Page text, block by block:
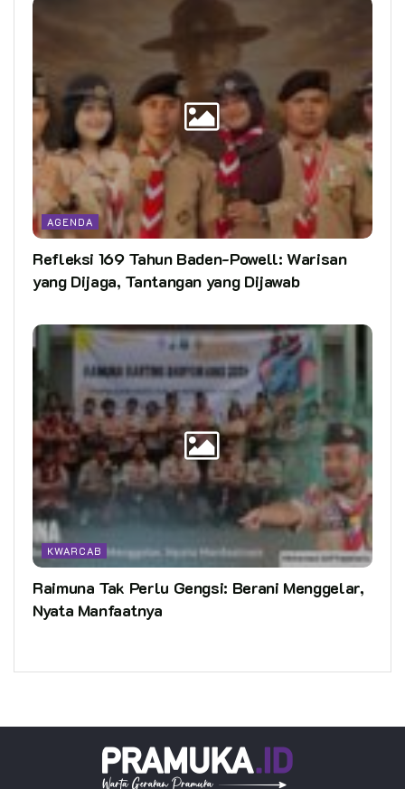
AGENDA
Refleksi 169 Tahun Baden-Powell: Warisan
yang Dijaga, Tantangan yang Dijawab
KWARCAB
Raimuna Tak Perlu Gengsi: Berani Menggelar,
Nyata Manfaatnya